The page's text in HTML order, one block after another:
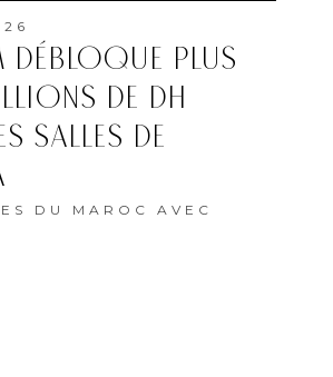
PLUS
DE DH
SALLES DE
DU MAROC AVEC